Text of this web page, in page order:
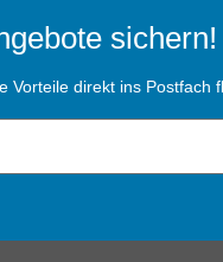
sichern!
Vorteile direkt ins Postfach